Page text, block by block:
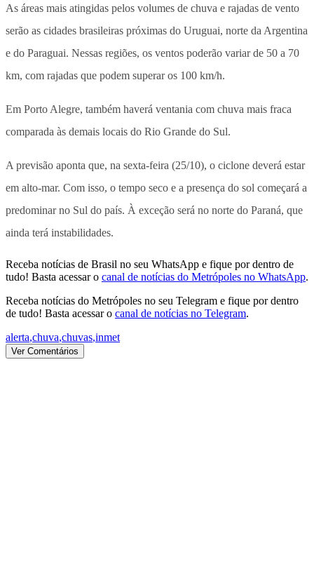
As áreas mais atingidas pelos volumes de chuva e rajadas de vento
serão as cidades brasileiras próximas do Uruguai, norte da Argentina
e do Paraguai. Nessas regiões, os ventos poderão variar de 50 a 70
km, com rajadas que podem superar os 100 km/h.
Em Porto Alegre, também haverá ventania com chuva mais fraca
comparada às demais locais do Rio Grande do Sul.
A previsão aponta que, na sexta-feira (25/10), o ciclone deverá estar
em alto-mar. Com isso, o tempo seco e a presença do sol começará a
predominar no Sul do país. À exceção será no norte do Paraná, que
ainda terá instabilidades.
Receba notícias de Brasil no seu WhatsApp e fique por dentro de
tudo! Basta acessar o canal de notícias do Metrópoles no WhatsApp.
Receba notícias do Metrópoles no seu Telegram e fique por dentro
de tudo! Basta acessar o canal de notícias no Telegram.
alerta,chuva,chuvas,inmet
Ver Comentários